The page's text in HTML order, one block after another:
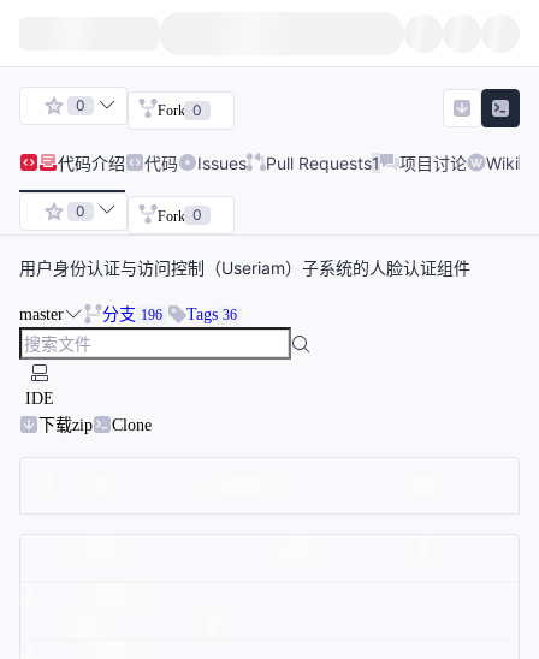
0 Fork 0
代码介绍 代码 Issues Pull Requests1 项目讨论 Wiki
0 Fork 0
用户身份认证与访问控制（Useriam）子系统的人脸认证组件
master 分支 196 Tags 36
IDE
下载zip
Clone